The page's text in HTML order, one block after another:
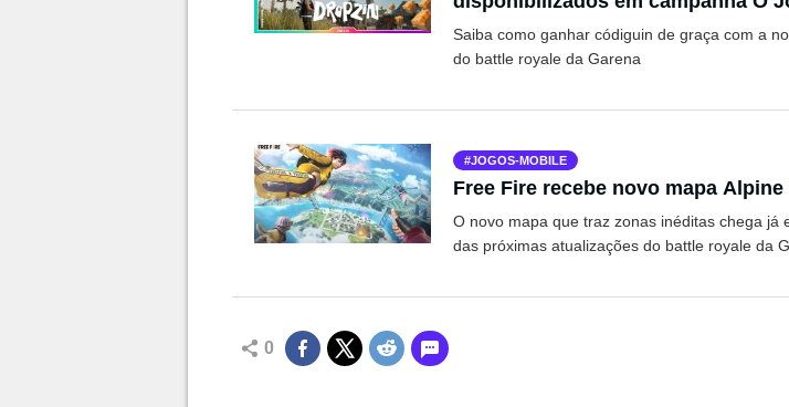
Dropzin
Saiba como ganhar códiguin de graça com a
do battle royale da Garena
JOGOS-MOBILE
Free Fire recebe novo mapa Alpine
O novo mapa que traz zonas inéditas chega já
das próximas atualizações do battle royale da
0